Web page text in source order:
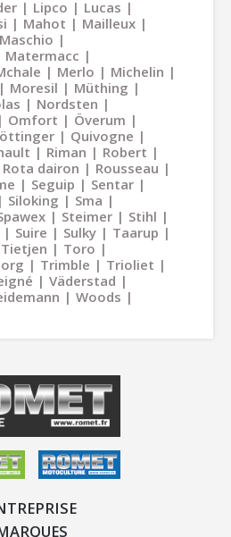
Lipco
Lucas
Mahot
Mailleux
Maschio
Matermacc
Merlo
Michelin
Moresil
Müthing
Nordsten
Omfort
Överum
Quivogne
Riman
Robert
Rota dairon
Rousseau
Seguip
Sentar
Siloking
Sma
Steimer
Stihl
Suire Sulky
Taarup
Tietjen
Toro
Trimble
Trioliet
Väderstad
Woods